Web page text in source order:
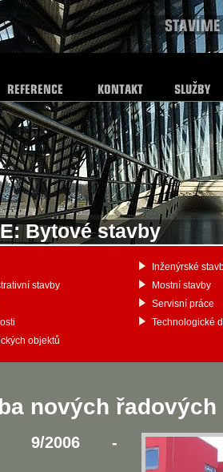
Bytové stavby
Inženýrské
Mostní stavby
Servisní práce
Technologické
stavby
objektů
nových řadových
9/2006 -